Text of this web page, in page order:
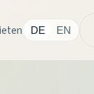
DE EN